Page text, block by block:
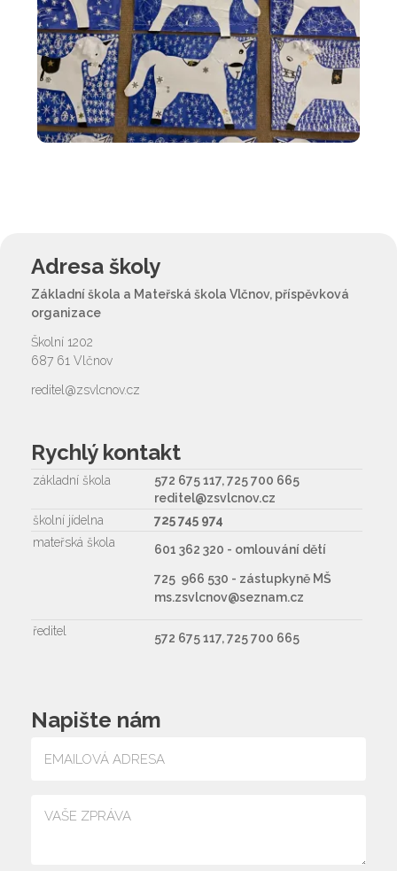
Adresa školy
Základní škola a Mateřská škola Vlčnov, příspěvková
organizace
Školní 1202
687 61 Vlčnov
reditel@zsvlcnov.cz
Rychlý kontakt
základní škola
572 675 117, 725 700 665
reditel@zsvlcnov.cz
školní jídelna
725 745 974
mateřská škola
601 362 320 - omlouvání dětí
725 966 530 - zástupkyně MŠ
ms.zsvlcnov@seznam.cz
ředitel 572 675 117, 725 700 665
Napište nám